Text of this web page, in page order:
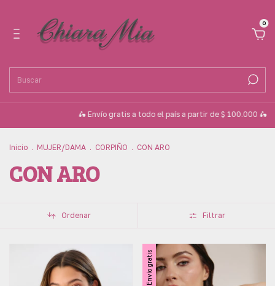
0
🛵 Envío gratis a todo el país a partir de $ 100.000 🛵 💳 3 cuotas sin
Inicio . MUJER/DAMA . CORPIÑO . CON ARO
CON ARO
Ordenar Filtrar
Envío gratis